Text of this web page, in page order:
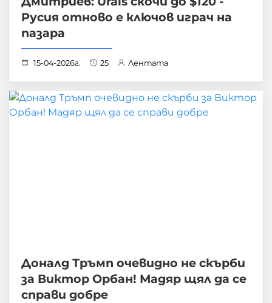
Русия отново е ключов играч на
пазара
15-04-2026г. 25 Лентата
Доналд Тръмп очевидно не скърби
за Виктор Орбан! Мадяр щял да се
справи добре